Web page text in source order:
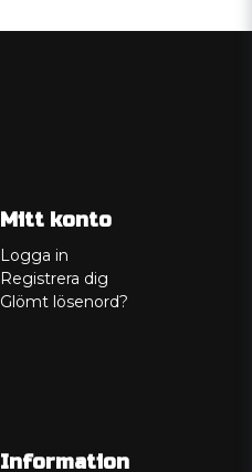
Mitt konto
Logga in
Registrera dig
Glömt lösenord?
Information